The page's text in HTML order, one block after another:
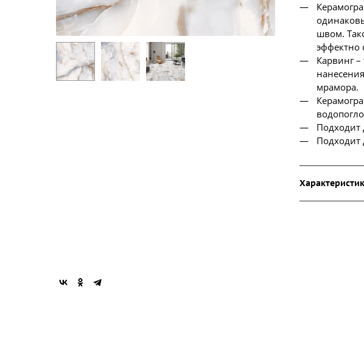
швом.
эффектно
Карвинг
мрамора.
Подходит